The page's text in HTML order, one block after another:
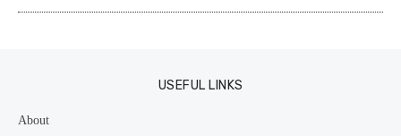
USEFUL LINKS
About